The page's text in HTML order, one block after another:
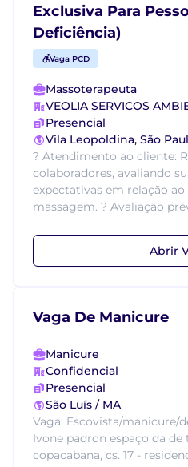
Exclusiva Para
Deficiência)
Vaga PCD
Massoterapeuta
VEOLIA SERVICOS
Presencial
Vila Leopoldina, São
? Atendimento ao cliente:
colaboradores, avaliando
expectativas em relação
massagem. ? Avaliação
Abrir
Vaga De Manicure
Manicure
Confidencial
Presencial
São Luís / MA
Vaga: Escovista/manicure/
Ivone padron espaço da de
copacabana, cs. 17 -